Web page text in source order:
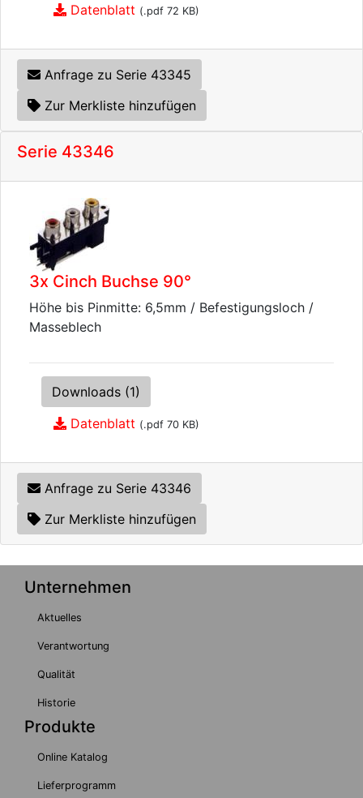
Datenblatt (.pdf 72 KB)
Anfrage zu Serie 43345
Zur Merkliste hinzufügen
Serie 43346
3x Cinch Buchse 90°
Höhe bis Pinmitte: 6,5mm / Befestigungsloch /
Masseblech
Downloads (1)
Datenblatt (.pdf 70 KB)
Anfrage zu Serie 43346
Zur Merkliste hinzufügen
Unternehmen
Aktuelles
Verantwortung
Qualität
Historie
Produkte
Online Katalog
Lieferprogramm